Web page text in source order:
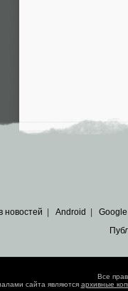
новостей Android Google
Все
сайта являются архивные